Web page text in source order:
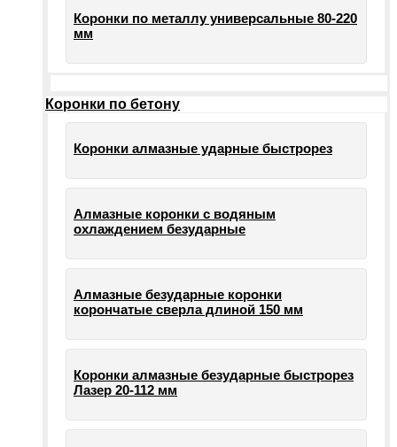
Коронки по металлу универсальные 80-220
мм
Коронки по бетону
Коронки алмазные ударные быстрорез
Алмазные коронки с водяным
охлаждением безударные
Алмазные безударные коронки
корончатые сверла длиной 150 мм
Коронки алмазные безударные быстрорез
Лазер 20-112 мм